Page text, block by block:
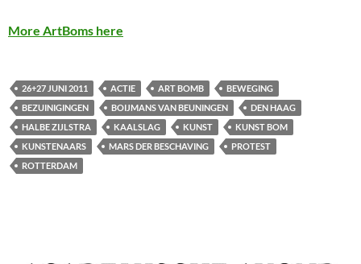
More ArtBoms here
26+27 JUNI 2011 ACTIE ART BOMB
BEWEGING
BEZUINIGINGEN
BOIJMANS VAN BEUNINGEN
DEN HAAG
HALBE ZIJLSTRA
KAALSLAG KUNST
KUNST BOM
KUNSTENAARS
MARS DER BESCHAVING
PROTEST
ROTTERDAM